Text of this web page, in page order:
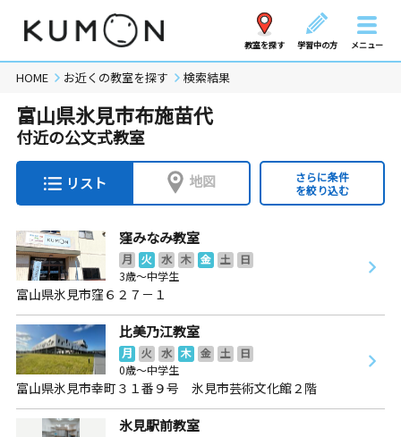
教室を探す 学習中の方 メニュー
HOME お近くの教室を探す 検索結果
富山県氷見市布施苗代
付近の公文式教室
リスト 地図
さらに条件
を絞り込む
窪みなみ教室
月 火 水 木 金 土
日
3歳～中学生
富山県氷見市窪６２７－１
比美乃江教室
月 火 水 木 金 土
日
0歳～中学生
富山県氷見市幸町３１番９号 氷見市芸術文化館２階
氷見駅前教室